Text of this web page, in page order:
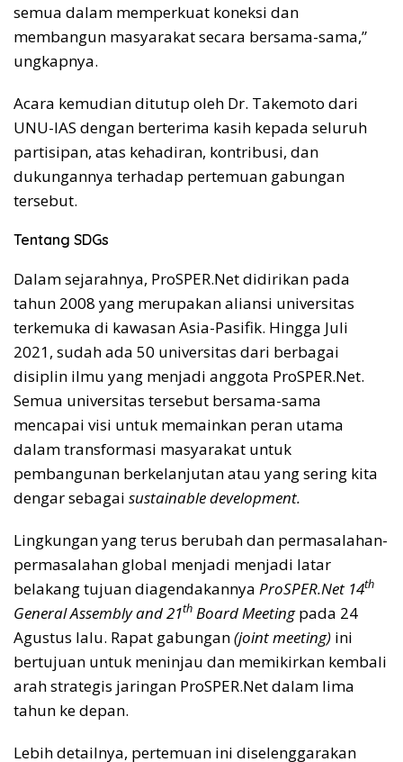
semua dalam memperkuat koneksi dan
membangun masyarakat secara bersama-sama,”
ungkapnya.
Acara kemudian ditutup oleh Dr. Takemoto dari
UNU-IAS dengan berterima kasih kepada seluruh
partisipan, atas kehadiran, kontribusi, dan
dukungannya terhadap pertemuan gabungan
tersebut.
Tentang SDGs
Dalam sejarahnya, ProSPER.Net didirikan pada
tahun 2008 yang merupakan aliansi universitas
terkemuka di kawasan Asia-Pasifik. Hingga Juli
2021, sudah ada 50 universitas dari berbagai
disiplin ilmu yang menjadi anggota ProSPER.Net.
Semua universitas tersebut bersama-sama
mencapai visi untuk memainkan peran utama
dalam transformasi masyarakat untuk
pembangunan berkelanjutan atau yang sering kita
dengar sebagai sustainable development.
Lingkungan yang terus berubah dan permasalahan-
permasalahan global menjadi menjadi latar
belakang tujuan diagendakannya ProSPER.Net 14th
General Assembly and 21th Board Meetingpada 24
Agustus lalu. Rapat gabungan(joint meeting) ini
bertujuan untuk meninjau dan memikirkan kembali
arah strategis jaringan ProSPER.Net dalam lima
tahun ke depan.
Lebih detailnya, pertemuan ini diselenggarakan